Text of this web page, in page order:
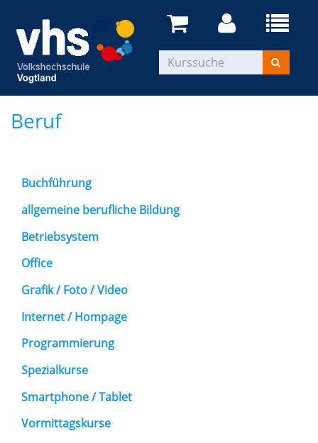
Beruf
Buchführung
allgemeine berufliche Bildung
Betriebsystem
Office
Grafik / Foto / Video
Internet / Hompage
Programmierung
Spezialkurse
Smartphone / Tablet
Vormittagskurse